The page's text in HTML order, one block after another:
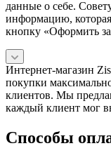
данные о себе.
информацию,
кнопку «Оформить
Интернет-магазин
покупки
клиентов. Мы
каждый клиент мог
Способы